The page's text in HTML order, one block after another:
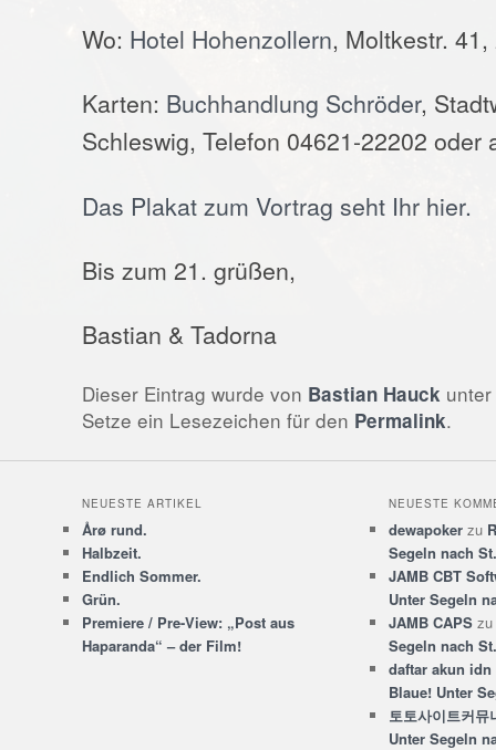
Wo: Hotel Hohenzollern, Moltkestr.
Karten: Buchhandlung Schröder,
Schleswig, Telefon 04621-22202 oder
Das Plakat zum Vortrag seht Ihr hier.
Bis zum 21. grüßen,
Bastian & Tadorna
Dieser Eintrag wurde von Bastian Hauck
Setze ein Lesezeichen für den Permalink.
NEUESTE ARTIKEL
Årø rund.
Halbzeit.
Endlich Sommer.
Grün.
Premiere / Pre-View: „Post aus
Haparanda“ – der Film!
NEUESTE
dewapoker zu
Segeln nach
JAMB CBT
Unter Segeln
JAMB CAPS
Segeln nach
daftar akun idn
Blaue! Unter
토토사이트커뮤
Unter Segeln